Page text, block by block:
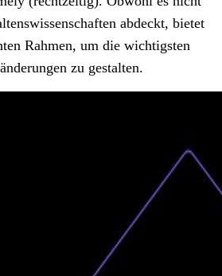
abdeckt, bietet
Rahmen, um die wichtigsten
zu gestalten.